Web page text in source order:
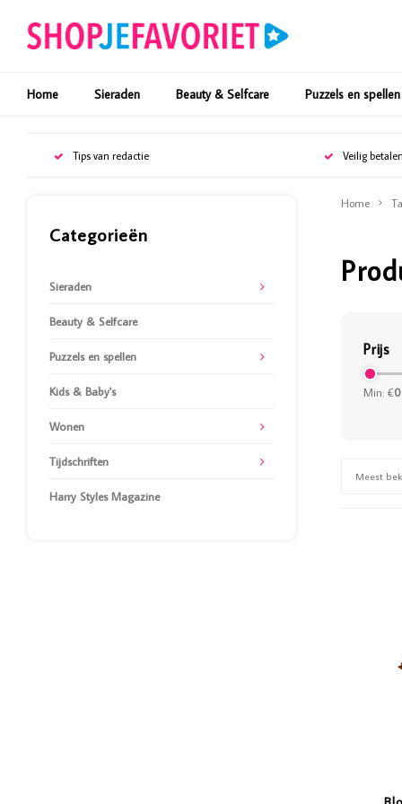
Home Sieraden Beauty & Selfcare Puzzels en spellen
Tips van redactie Veilig
Categorieën
Sieraden
Beauty & Selfcare
Puzzels en spellen
Kids & Baby's
Wonen
Tijdschriften
Harry Styles Magazine
Home
Prijs
Min: €0
Meest